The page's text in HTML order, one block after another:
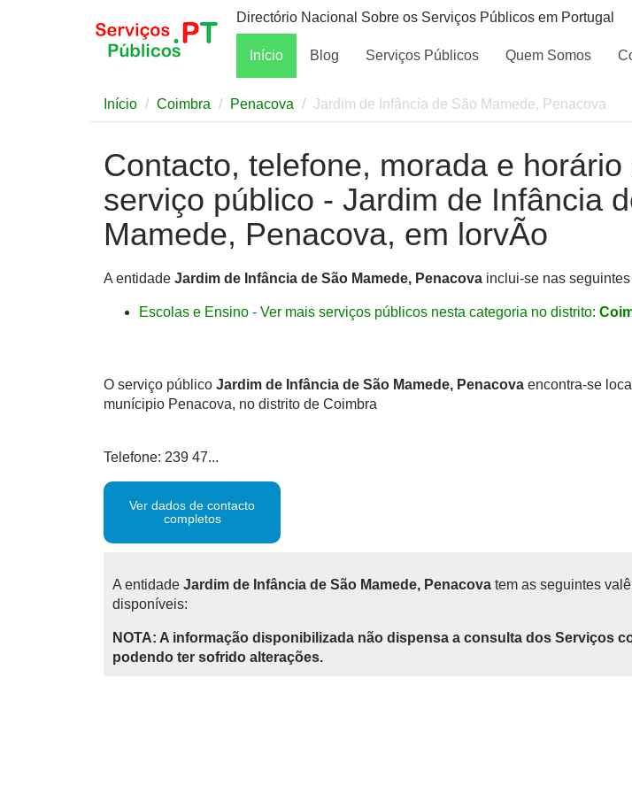
Directório Nacional Sobre os Serviços Públicos em Portugal
Início Blog Serviços Públicos Quem Somos
Início Coimbra Penacova Jardim de Infância de São Mamede, Penacova
Contacto, telefone, morada e horário
serviço público - Jardim de Infância
Mamede, Penacova, em lorvÃo
A entidade Jardim de Infância de São Mamede, Penacova inclui-se nas
Escolas e Ensino - Ver mais serviços públicos nesta categoria no distrito:
O serviço público Jardim de Infância de São Mamede, Penacova encontra-se
munícipio Penacova, no distrito de Coimbra
Telefone: 239 47...
Ver dados de contacto
completos
A entidade Jardim de Infância de São Mamede, Penacova tem as seguintes
disponíveis:
NOTA: A informação disponibilizada não dispensa a consulta dos Serviços
podendo ter sofrido alterações.